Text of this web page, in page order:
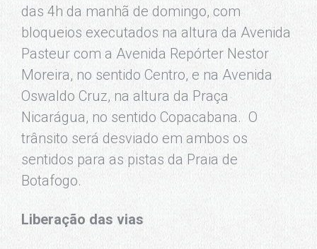
das 4h da manhã de domingo, com
bloqueios executados na altura da Avenida
Pasteur com a Avenida Repórter Nestor
Moreira, no sentido Centro, e na Avenida
Oswaldo Cruz, na altura da Praça
Nicarágua, no sentido Copacabana. O
trânsito será desviado em ambos os
sentidos para as pistas da Praia de
Botafogo.
Liberação das vias